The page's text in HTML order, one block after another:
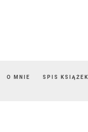
O MNIE SPIS KSIĄŻEK